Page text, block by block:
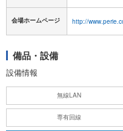
会場ホームページ http://
備品・設備
設備情報
無線LAN
専有回線